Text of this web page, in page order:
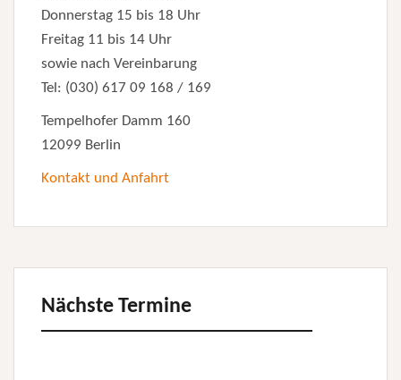
Donnerstag 15 bis 18 Uhr
Freitag 11 bis 14 Uhr
sowie nach Vereinbarung
Tel: (030) 617 09 168 / 169
Tempelhofer Damm 160
12099 Berlin
Kontakt und Anfahrt
Nächste Termine